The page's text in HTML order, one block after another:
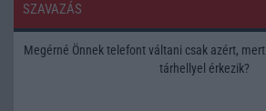
SZAVAZÁS
Megérné Önnek telefont váltani csak azért,
tárhellyel érkezik?